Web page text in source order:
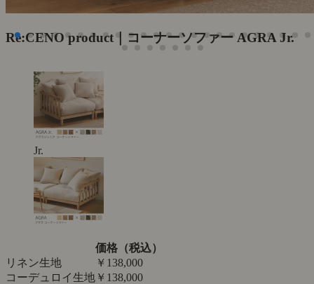
Re:CENO product｜コーナーソファー AGRA Jr.
Jr.
価格（税込）
リネン生地
￥138,000
コーデュロイ生地 ￥138,000